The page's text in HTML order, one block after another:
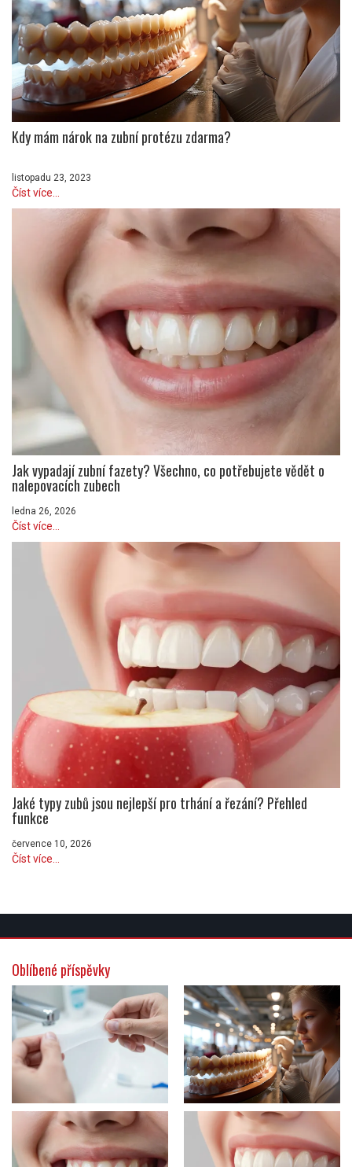
Kdy mám nárok na zubní protézu zdarma?
listopadu 23, 2023
Číst více...
Jak vypadají zubní fazety? Všechno, co potřebujete vědět o
nalepovacích zubech
ledna 26, 2026
Číst více...
Jaké typy zubů jsou nejlepší pro trhání a řezání? Přehled
funkce
července 10, 2026
Číst více...
Oblíbené příspěvky